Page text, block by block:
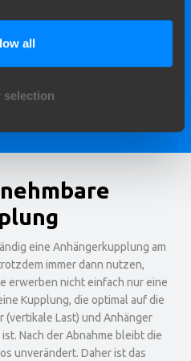
all
selection
der Kugel an der
einfach.
eine Anhängerkupplung am
immer dann nutzen,
erwerben nicht einfach nur eine
Kupplung, die optimal auf die
(vertikale Last) und Anhänger
Nach der Abnahme bleibt die
unverändert. Daher ist das